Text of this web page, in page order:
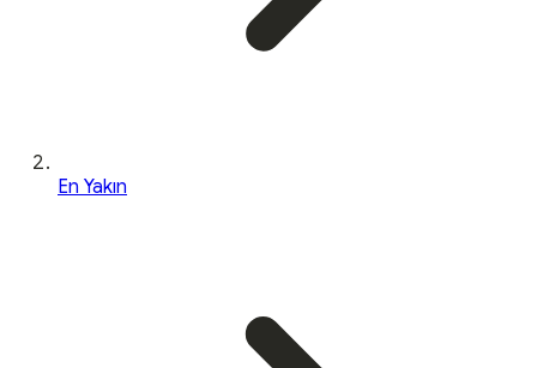
En Yakın